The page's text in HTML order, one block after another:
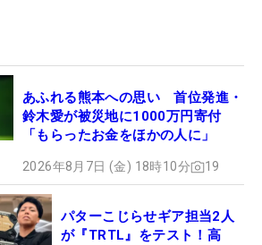
あふれる熊本への思い 首位発進・
鈴木愛が被災地に1000万円寄付
「もらったお金をほかの人に」
2026年8月7日 (金) 18時10分 19
パターこじらせギア担当2人
が『TRTL』をテスト！高